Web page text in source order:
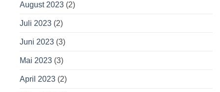
August 2023 (2)
Juli 2023 (2)
Juni 2023 (3)
Mai 2023 (3)
April 2023 (2)